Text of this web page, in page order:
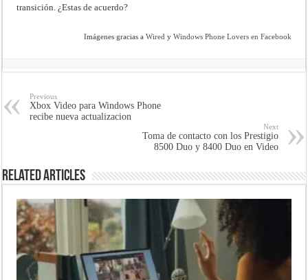
transición. ¿Estas de acuerdo?
Imágenes gracias a Wiredy Windows Phone Lovers en Facebook
Previous
Xbox Video para Windows Phone
recibe nueva actualizacion
Next
Toma de contacto con los Prestigio
8500 Duo y 8400 Duo en Video
Related Articles